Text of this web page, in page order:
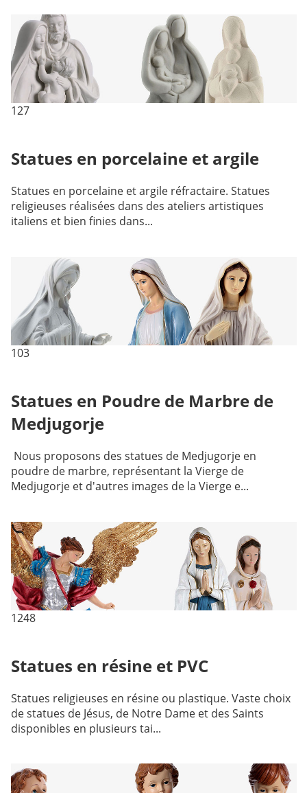
127
Statues en porcelaine et argile
Statues en porcelaine et argile réfractaire. Statues
religieuses réalisées dans des ateliers artistiques
italiens et bien finies dans...
103
Statues en Poudre de Marbre de
Medjugorje
Nous proposons des statues de Medjugorje en
poudre de marbre, représentant la Vierge de
Medjugorje et d'autres images de la Vierge e...
1248
Statues en résine et PVC
Statues religieuses en résine ou plastique. Vaste choix
de statues de Jésus, de Notre Dame et des Saints
disponibles en plusieurs tai...